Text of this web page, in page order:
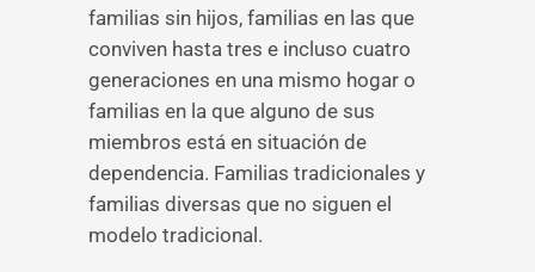
familias sin hijos, familias en las que
conviven hasta tres e incluso cuatro
generaciones en una mismo hogar o
familias en la que alguno de sus
miembros está en situación de
dependencia. Familias tradicionales y
familias diversas que no siguen el
modelo tradicional.